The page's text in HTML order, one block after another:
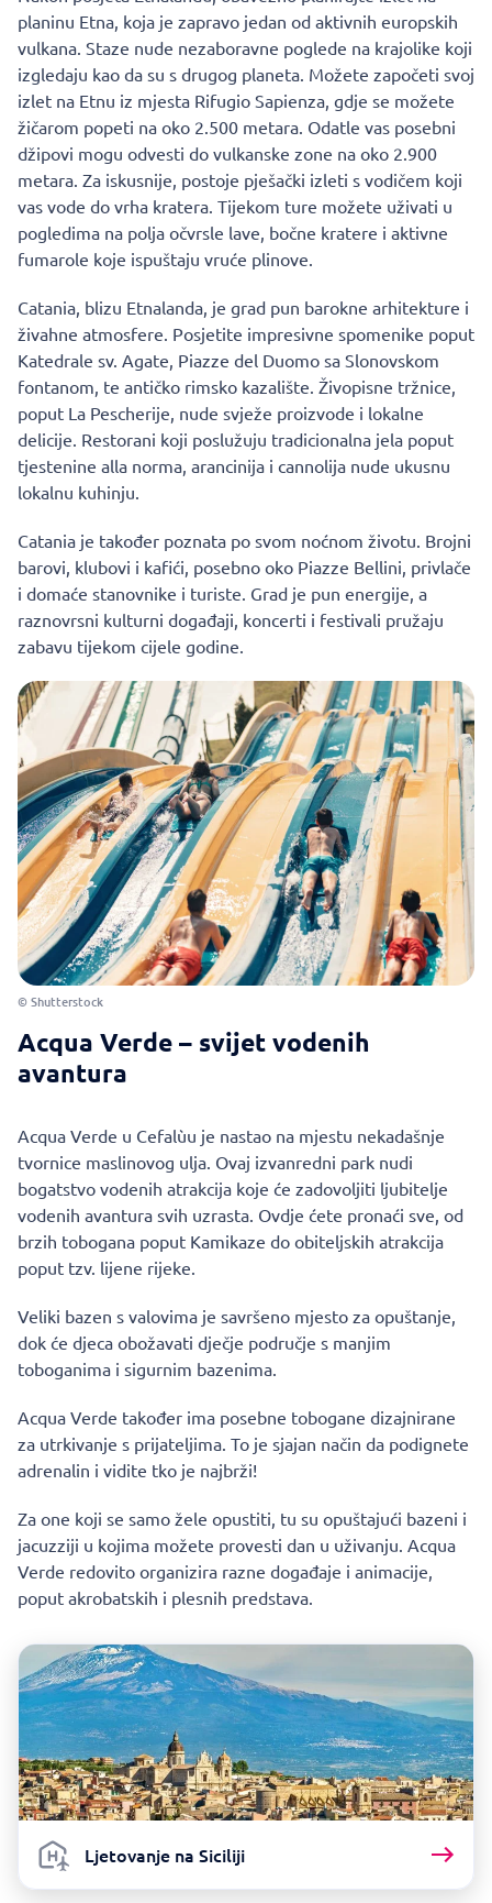
planinu Etna, koja je zapravo jedan od aktivnih europskih
vulkana. Staze nude nezaboravne poglede na krajolike koji
izgledaju kao da su s drugog planeta. Možete započeti svoj
izlet na Etnu iz mjesta Rifugio Sapienza, gdje se možete
žičarom popeti na oko 2.500 metara. Odatle vas posebni
džipovi mogu odvesti do vulkanske zone na oko 2.900
metara. Za iskusnije, postoje pješački izleti s vodičem koji
vas vode do vrha kratera. Tijekom ture možete uživati u
pogledima na polja očvrsle lave, bočne kratere i aktivne
fumarole koje ispuštaju vruće plinove.
Catania, blizu Etnalanda, je grad pun barokne arhitekture i
živahne atmosfere. Posjetite impresivne spomenike poput
Katedrale sv. Agate, Piazze del Duomo sa Slonovskom
fontanom, te antičko rimsko kazalište. Živopisne tržnice,
poput La Pescherije, nude svježe proizvode i lokalne
delicije. Restorani koji poslužuju tradicionalna jela poput
tjestenine alla norma, arancinija i cannolija nude ukusnu
lokalnu kuhinju.
Catania je također poznata po svom noćnom životu. Brojni
barovi, klubovi i kafići, posebno oko Piazze Bellini, privlače
i domaće stanovnike i turiste. Grad je pun energije, a
raznovrsni kulturni događaji, koncerti i festivali pružaju
zabavu tijekom cijele godine.
© Shutterstock
Acqua Verde – svijet vodenih
avantura
Acqua Verde u Cefalùu je nastao na mjestu nekadašnje
tvornice maslinovog ulja. Ovaj izvanredni park nudi
bogatstvo vodenih atrakcija koje će zadovoljiti ljubitelje
vodenih avantura svih uzrasta. Ovdje ćete pronaći sve, od
brzih tobogana poput Kamikaze do obiteljskih atrakcija
poput tzv. lijene rijeke.
Veliki bazen s valovima je savršeno mjesto za opuštanje,
dok će djeca obožavati dječje područje s manjim
toboganima i sigurnim bazenima.
Acqua Verde također ima posebne tobogane dizajnirane
za utrkivanje s prijateljima. To je sjajan način da podignete
adrenalin i vidite tko je najbrži!
Za one koji se samo žele opustiti, tu su opuštajući bazeni i
jacuzziji u kojima možete provesti dan u uživanju. Acqua
Verde redovito organizira razne događaje i animacije,
poput akrobatskih i plesnih predstava.
Ljetovanje na Siciliji